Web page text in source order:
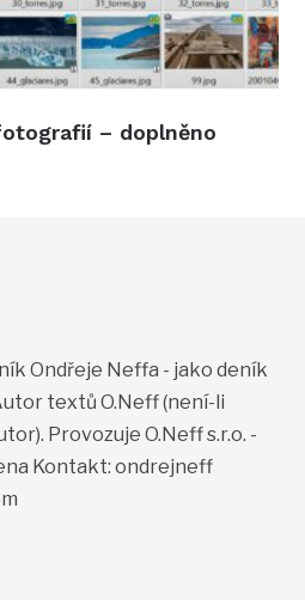
– doplněno
Ondřeje Neffa - jako deník
textů O.Neff (není-li
Provozuje O.Neff s.r.o. -
Kontakt: ondrejneff